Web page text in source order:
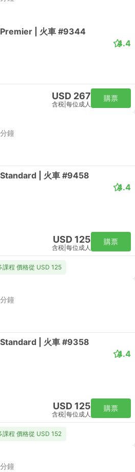
| 火車 #9344
4.4
USD 267
含税 每位成人
購票
鐘
| 火車 #9458
4.4
USD 125
含税 每位成人
購票
課程 價格從 USD 125
鐘
| 火車 #9358
4.4
USD 125
含税 每位成人
購票
課程 價格從 USD 152
鐘